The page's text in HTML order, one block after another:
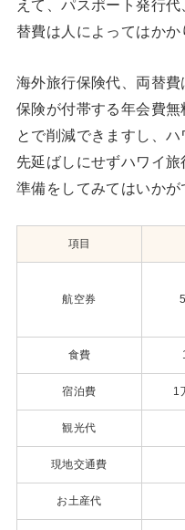
えて、パスポート発行
替費は人によってはかか
海外旅行保険代、両替費
保険が付帯する年会費
とで削減できますし、
先延ばしにせずハワイ
準備をしてみてはいかが
項目
航空券
食費
宿泊費 1
観光代
現地交通費
お土産代